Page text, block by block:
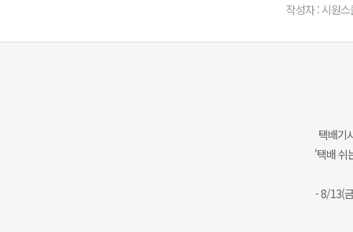
작성자 : 시원스
택배기
'택배 쉬
- 8/13(